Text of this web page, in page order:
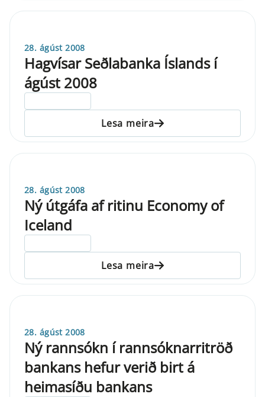
28. ágúst 2008
Hagvísar Seðlabanka Íslands í
ágúst 2008
Lesa meira
28. ágúst 2008
Ný útgáfa af ritinu Economy of
Iceland
Lesa meira
28. ágúst 2008
Ný rannsókn í rannsóknarritröð
bankans hefur verið birt á
heimasíðu bankans